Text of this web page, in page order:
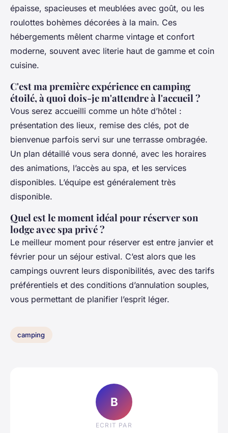
épaisse, spacieuses et meublées avec goût, ou les
roulottes bohèmes décorées à la main. Ces
hébergements mêlent charme vintage et confort
moderne, souvent avec literie haut de gamme et coin
cuisine.
C'est ma première expérience en camping
étoilé, à quoi dois-je m'attendre à l'accueil ?
Vous serez accueilli comme un hôte d’hôtel :
présentation des lieux, remise des clés, pot de
bienvenue parfois servi sur une terrasse ombragée.
Un plan détaillé vous sera donné, avec les horaires
des animations, l’accès au spa, et les services
disponibles. L’équipe est généralement très
disponible.
Quel est le moment idéal pour réserver son
lodge avec spa privé ?
Le meilleur moment pour réserver est entre janvier et
février pour un séjour estival. C’est alors que les
campings ouvrent leurs disponibilités, avec des tarifs
préférentiels et des conditions d’annulation souples,
vous permettant de planifier l’esprit léger.
camping
B
ECRIT PAR